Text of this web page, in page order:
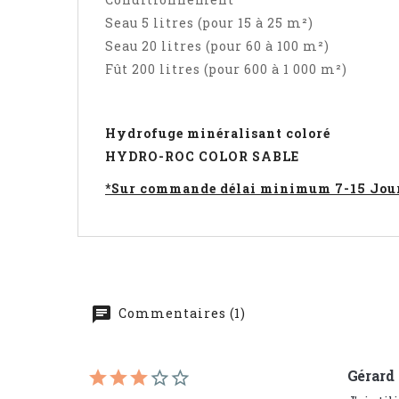
Seau 5 litres (pour 15 à 25 m²)
Seau 20 litres (pour 60 à 100 m²)
Fût 200 litres (pour 600 à 1 000 m²)
Hydrofuge minéralisant coloré
HYDRO-ROC COLOR SABLE
*Sur commande délai minimum 7-15
Commentaires (1)
Gérard